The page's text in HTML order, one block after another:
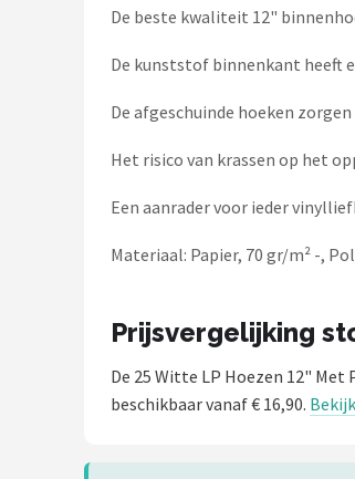
Carlinkit
Alle merken →
De beste kwaliteit 12"
De kunststof binnenkant heeft
De afgeschuinde hoeken
Het risico van krassen op het
Een aanrader voor ieder
Materiaal: Papier, 70 gr/m² -,
Prijsvergelijking
De 25 Witte LP Hoezen 12"
beschikbaar vanaf € 16,90.